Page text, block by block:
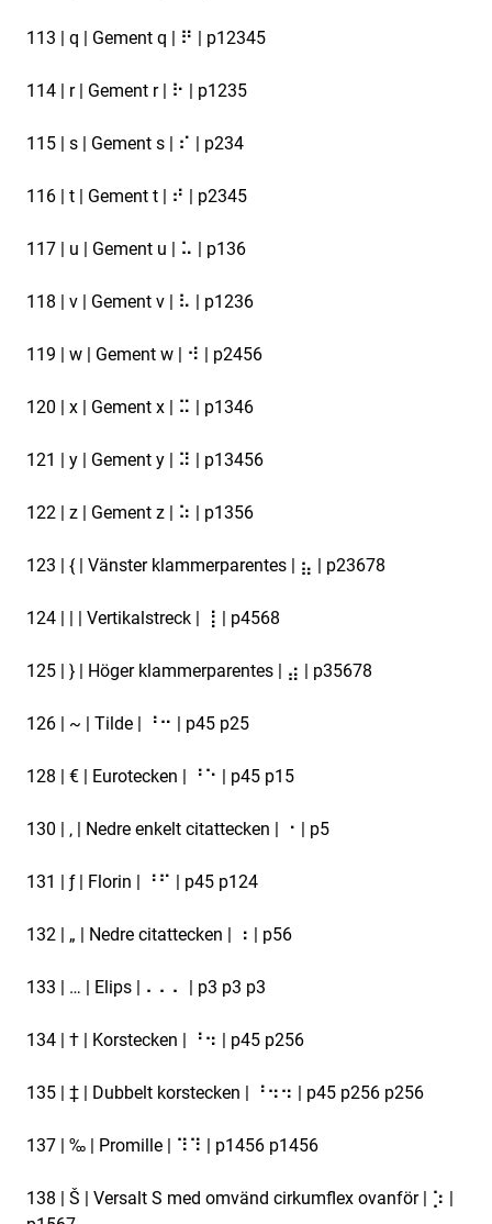
113 | q | Gement q | ⠟ | p12345
114 | r | Gement r | ⠗ | p1235
115 | s | Gement s | ⠎ | p234
116 | t | Gement t | ⠞ | p2345
117 | u | Gement u | ⠥ | p136
118 | v | Gement v | ⠧ | p1236
119 | w | Gement w | ⠺ | p2456
120 | x | Gement x | ⠭ | p1346
121 | y | Gement y | ⠽ | p13456
122 | z | Gement z | ⠵ | p1356
123 | { | Vänster klammerparentes | ⣦ | p23678
124 | | | Vertikalstreck | ⢸ | p4568
125 | } | Höger klammerparentes | ⣴ | p35678
126 | ~ | Tilde | ⠘⠒ | p45 p25
128 | € | Eurotecken | ⠘⠑ | p45 p15
130 | ‚ | Nedre enkelt citattecken | ⠐ | p5
131 | ƒ | Florin | ⠘⠋ | p45 p124
132 | „ | Nedre citattecken | ⠰ | p56
133 | … | Elips | ⠄⠄⠄ | p3 p3 p3
134 | † | Korstecken | ⠘⠲ | p45 p256
135 | ‡ | Dubbelt korstecken | ⠘⠲⠲ | p45 p256 p256
137 | ‰ | Promille | ⠹⠹ | p1456 p1456
138 | Š | Versalt S med omvänd cirkumflex ovanför | ⡱ |